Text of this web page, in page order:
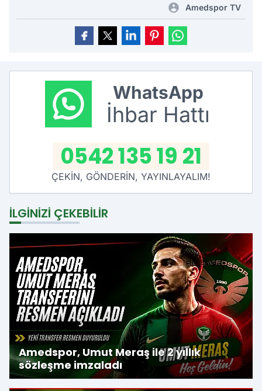
Amedspor TV
WhatsApp
İhbar Hattı
0542 135 19 21
ÇEKİN, GÖNDERİN, YAYINLAYALIM!
İLGINIZI ÇEKEBILIR
Amedspor, Umut Meraş ile 2 yıllık
sözleşme imzaladı